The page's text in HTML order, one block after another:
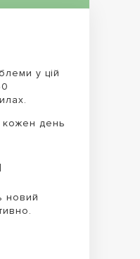
у цій
кожен день
новий